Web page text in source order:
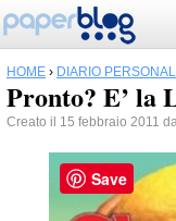
HOME › DIARIO
Pronto? E’ la
Creato il 15 febbraio 2011
Save